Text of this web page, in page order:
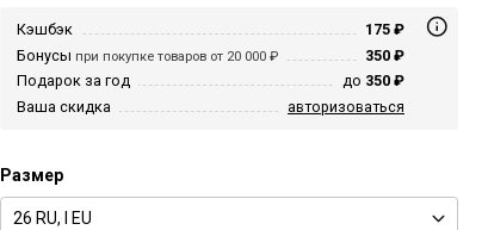
Кэшбэк
175 ₽
Бонусы при покупке товаров от 20 000 ₽
350 ₽
Подарок за год
до 350 ₽
Ваша скидка
авторизоваться
Размер
26 RU, I EU